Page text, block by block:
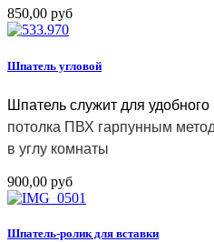
850,00 руб
Шпатель угловой
Шпатель служит для удобного
потолка ПВХ гарпунным
в углу комнаты
900,00 руб
Шпатель-ролик для вставки